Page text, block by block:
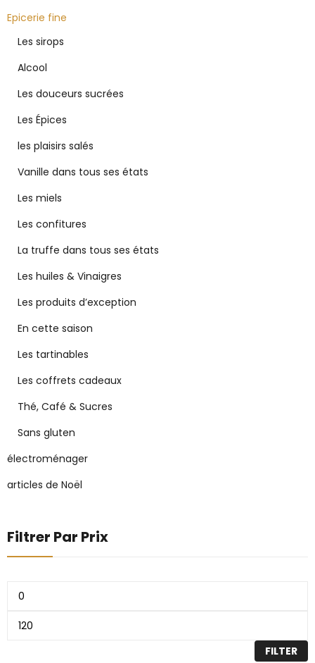
Epicerie fine
Les sirops
Alcool
Les douceurs sucrées
Les Épices
les plaisirs salés
Vanille dans tous ses états
Les miels
Les confitures
La truffe dans tous ses états
Les huiles & Vinaigres
Les produits d’exception
En cette saison
Les tartinables
Les coffrets cadeaux
Thé, Café & Sucres
Sans gluten
électroménager
articles de Noël
Filtrer Par Prix
FILTER